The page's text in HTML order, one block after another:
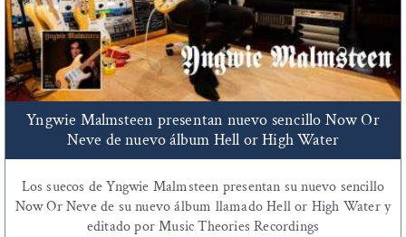
Yngwie Malmsteen presentan nuevo sencillo Now Or
Neve de nuevo álbum Hell or High Water
Los suecos de Yngwie Malmsteen presentan su nuevo sencillo
Now Or Neve de su nuevo álbum llamado Hell or High Water y
editado por Music Theories Recordings